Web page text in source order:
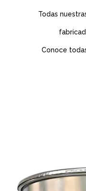
Todas
Conoce